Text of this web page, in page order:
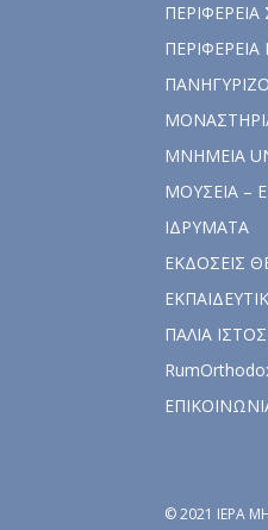
ΜΝΗΜΕΙΑ
ΜΟΥΣΕΙΑ –
ΙΔΡΥΜΑΤΑ
ΕΚΔΟΣΕΙΣ
ΠΑΛΙΑ
© 2021 ΙΕΡΑ